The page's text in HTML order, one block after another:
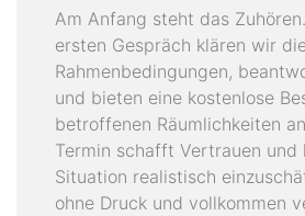
Am Anfang steht das
ersten Gespräch klären wir
Rahmenbedingungen,
und bieten eine kostenlose
betroffenen Räumlichkeiten
Termin schafft Vertrauen
Situation realistisch
ohne Druck und vollkommen